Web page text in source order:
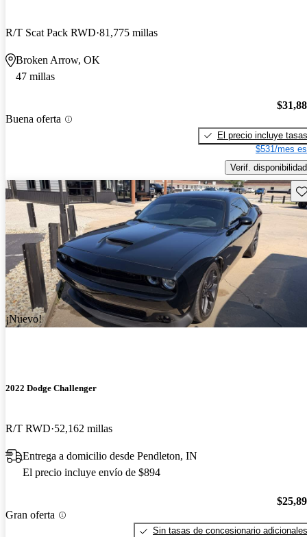
R/T Scat Pack RWD 81,775 millas
Broken Arrow, OK
47 millas
Buena oferta
El precio incluye tasas
$531/mes
Verif. disponibilidad
¡Nuevo!
2022 Dodge Challenger
R/T RWD 52,162 millas
Entrega a domicilio desde Pendleton, IN
El precio incluye envío de $894
Gran oferta
Sin tasas de concesionario adicionales